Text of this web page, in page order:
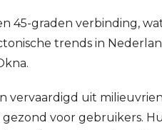
45-graden verbinding,
trends in
vervaardigd uit
voor gebruikers.